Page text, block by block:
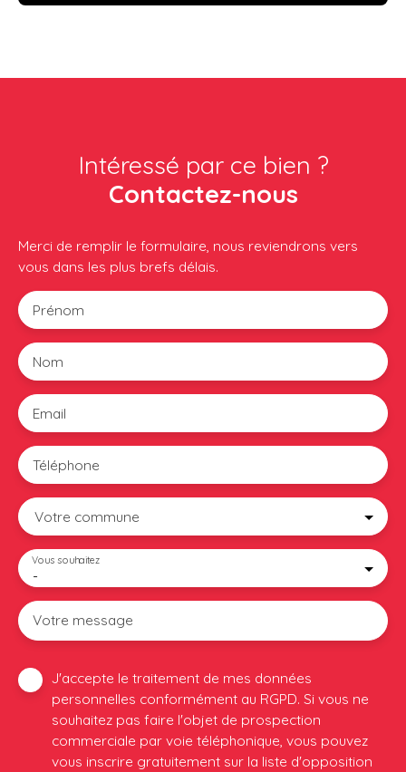
Intéressé par ce bien ?
Contactez-nous
Merci de remplir le formulaire, nous reviendrons vers
vous dans les plus brefs délais.
Prénom
Nom
Email
Téléphone
Votre commune
-
Vous souhaitez
Votre message
J'accepte le traitement de mes données
personnelles conformément au RGPD. Si vous ne
souhaitez pas faire l'objet de prospection
commerciale par voie téléphonique, vous pouvez
vous inscrire gratuitement sur la liste d'opposition